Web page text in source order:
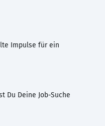
Impulse für ein
Du Deine Job-Suche